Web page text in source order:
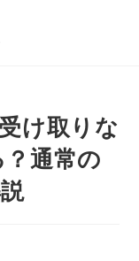
け取りな
通常の